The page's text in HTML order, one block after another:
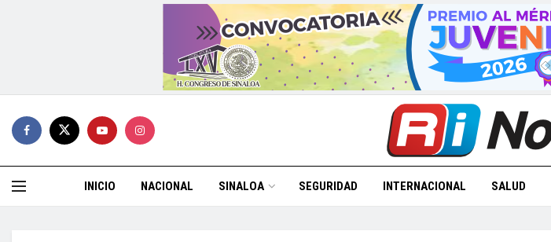
INICIO NACIONAL SINALOA SEGURIDAD INTERNACIONAL SALUD